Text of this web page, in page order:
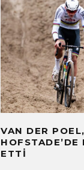
VAN DER
ETTI